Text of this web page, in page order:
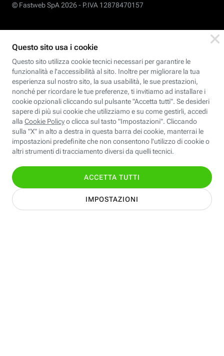
© Fastweb SpA 2026 - P.IVA 12878470157